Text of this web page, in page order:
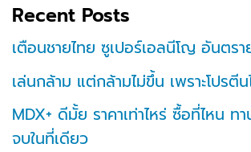
Recent Posts
เตือนชายไทย ซูเปอร์เอลนีโญ อันตร
เล่นกล้าม แต่กล้ามไม่ขึ้น เพราะโปรตี
MDX+ ดีมั้ย ราคาเท่าไหร่ ซื้อที่ไหน ท
จบในที่เดียว